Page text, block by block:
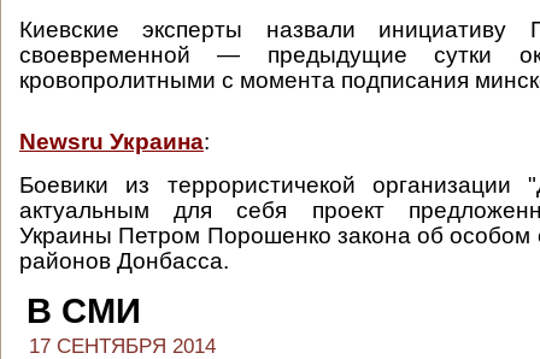
Киевские эксперты назвали инициативу
своевременной — предыдущие сутки
кровопролитными с момента подписания
Newsru Украина:
Боевики из террористичекой
актуальным для себя проект
Украины Петром Порошенко закона об особом
районов Донбасса.
В СМИ
17 СЕНТЯБРЯ 2014